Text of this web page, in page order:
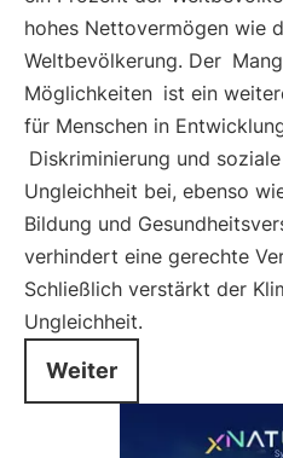
hohes Nettovermögen wie
Weltbevölkerung. Der
Möglichkeiten ist ein
für Menschen in
Diskriminierung und
Ungleichheit bei, ebenso
Bildung und
verhindert eine gerechte
Schließlich verstärkt der
Ungleichheit.
Weiter